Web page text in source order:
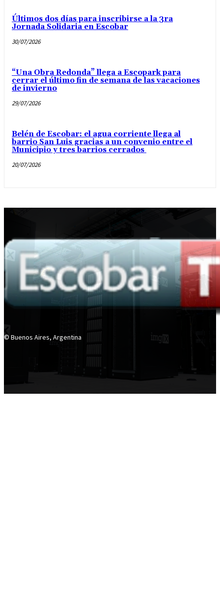
Últimos dos días para inscribirse a la 3ra
Jornada Solidaria en Escobar
30/07/2026
“Una Obra Redonda” llega a Escopark para
cerrar el último fin de semana de las vacaciones
de invierno
29/07/2026
Belén de Escobar: el agua corriente llega al
barrio San Luis gracias a un convenio entre el
Municipio y tres barrios cerrados
20/07/2026
© Buenos Aires, Argentina